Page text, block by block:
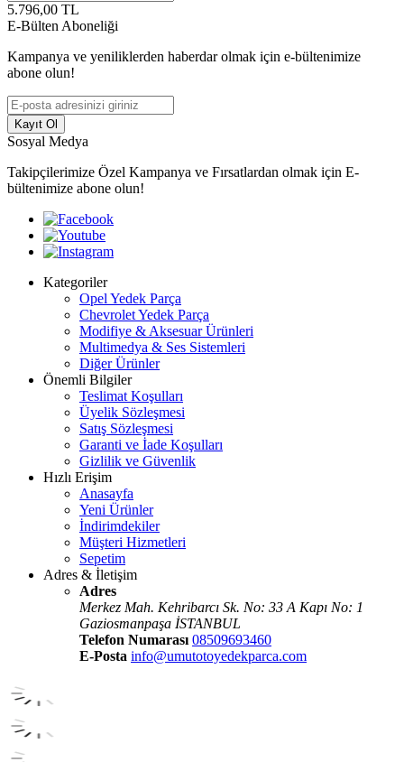
5.796,00 TL
E-Bülten Aboneliği
Kampanya ve yeniliklerden haberdar olmak için e-bültenimize
abone olun!
Kayıt Ol
Sosyal Medya
Takipçilerimize Özel Kampanya ve Fırsatlardan olmak için E-
bültenimize abone olun!
Kategoriler
Opel Yedek Parça
Chevrolet Yedek Parça
Modifiye & Aksesuar Ürünleri
Multimedya & Ses Sistemleri
Diğer Ürünler
Önemli Bilgiler
Teslimat Koşulları
Üyelik Sözleşmesi
Satış Sözleşmesi
Garanti ve İade Koşulları
Gizlilik ve Güvenlik
Hızlı Erişim
Anasayfa
Yeni Ürünler
İndirimdekiler
Müşteri Hizmetleri
Sepetim
Adres & İletişim
Adres
Merkez Mah. Kehribarcı Sk. No: 33 A Kapı No: 1
Gaziosmanpaşa İSTANBUL
Telefon Numarası 08509693460
E-Posta info@umutotoyedekparca.com